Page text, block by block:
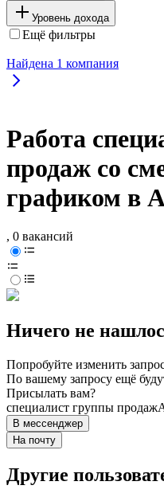
Уровень дохода
Ещё фильтры
Найдена 1 компания
Работа
продаж со
графиком в
, 0 вакансий
Ничего не
Попробуйте изменить
По вашему запросу ещё
Присылать вам?
специалист группы продаж
В мессенджер
На почту
Другие